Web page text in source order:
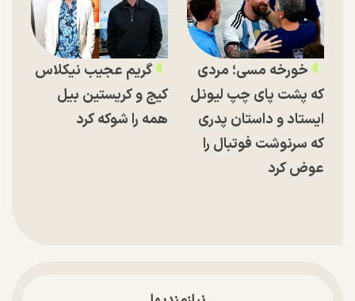
خورخه مسی؛ مردی
که پشت پای چپ لیونل
ایستاد و داستان پدری
که سرنوشت فوتبال را
عوض کرد
گریم عجیب نیکلاس
کیج و کریستین بیل
همه را شوکه کرد